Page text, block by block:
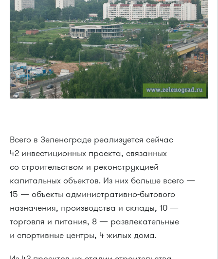
Всего в Зеленограде реализуется сейчас
42 инвестиционных проекта, связанных
со строительством и реконструкцией
капитальных объектов. Из них больше всего —
15 — объекты административно-бытового
назначения, производства и склады, 10 —
торговля и питания, 8 — развлекательные
и спортивные центры, 4 жилых дома.